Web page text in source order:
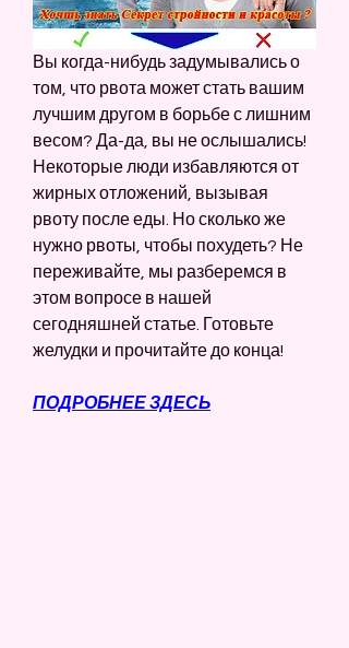
Вы когда-нибудь задумывались о
том, что рвота может стать вашим
лучшим другом в борьбе с лишним
весом? Да-да, вы не ослышались!
Некоторые люди избавляются от
жирных отложений, вызывая
рвоту после еды. Но сколько же
нужно рвоты, чтобы похудеть? Не
переживайте, мы разберемся в
этом вопросе в нашей
сегодняшней статье. Готовьте
желудки и прочитайте до конца!
ПОДРОБНЕЕ ЗДЕСЬ